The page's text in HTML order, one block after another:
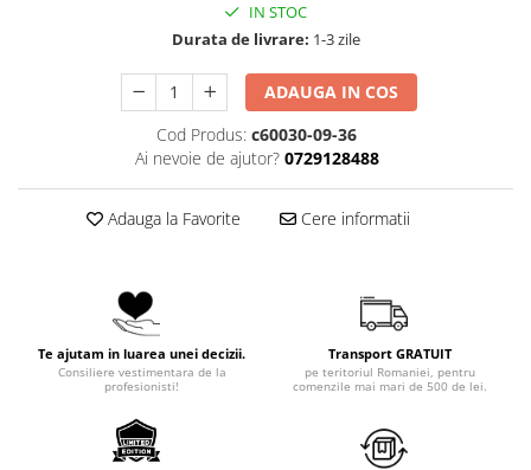
IN STOC
Durata de livrare: 1-3 zile
ADAUGA IN COS
Cod Produs: c60030-09-36
Ai nevoie de ajutor? 0729128488
Adauga la Favorite Cere informatii
Te ajutam in luarea unei decizii.
Consiliere vestimentara de la
profesionisti!
Transport GRATUIT
pe teritoriul Romaniei, pentru
comenzile mai mari de 500 de lei.